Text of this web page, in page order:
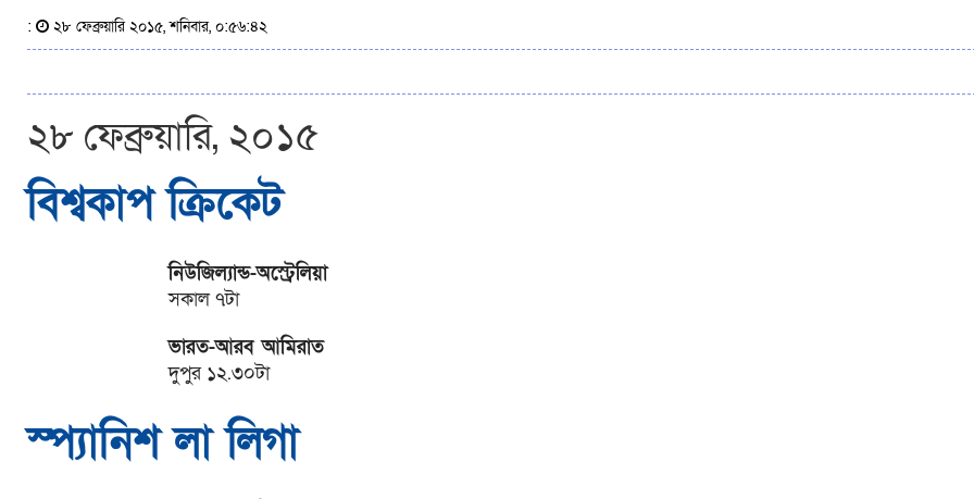
: ২৮ ফেব্রুয়ারি ২০১৫, শনিবার, ০:৫৬:৪২
২৮ ফেব্রুয়ারি, ২০১৫
বিশ্বকাপ ক্রিকেট
নিউজিল্যান্ড-অস্ট্রেলিয়া
সকাল ৭টা
ভারত-আরব আমিরাত
দুপুর ১২.৩০টা
স্প্যানিশ লা লিগা